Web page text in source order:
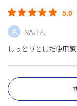
5.0
NAさん
しっとりとした使用